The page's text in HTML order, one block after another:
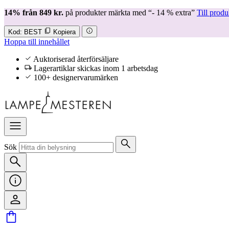
14% från 849 kr. på produkter märkta med “- 14 % extra” Till
Kod: BEST Kopiera
Hoppa till innehållet
Auktoriserad återförsäljare
Lagerartiklar skickas inom 1 arbetsdag
100+ designervarumärken
Sök